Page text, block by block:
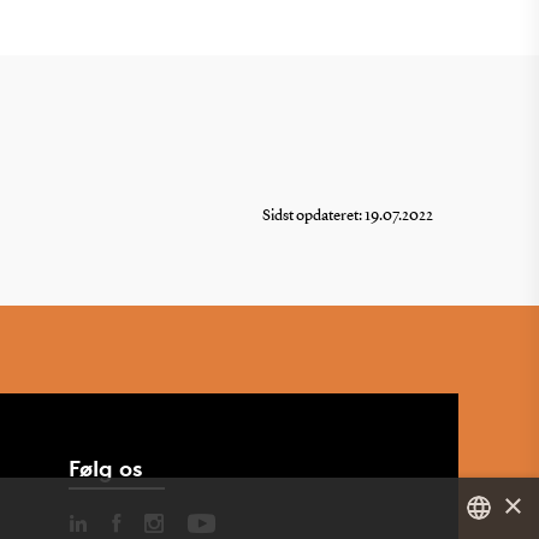
Sidst opdateret: 19.07.2022
Følg os
×